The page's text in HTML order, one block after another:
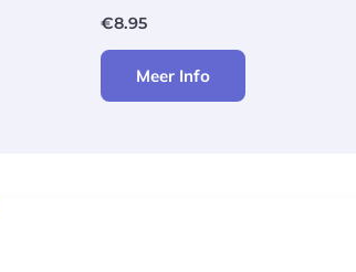
€8.95
Meer Info